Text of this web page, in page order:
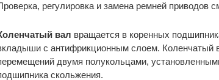
регулировка и замена ремней приводов
вал вращается в коренных
с антифрикционным слоем. Коленчатый
двумя полукольцами,
скольжения.